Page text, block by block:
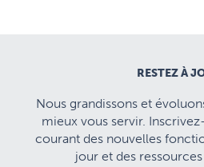
RESTEZ À
Nous grandissons et
mieux vous servir.
courant des nouvelles
jour et des